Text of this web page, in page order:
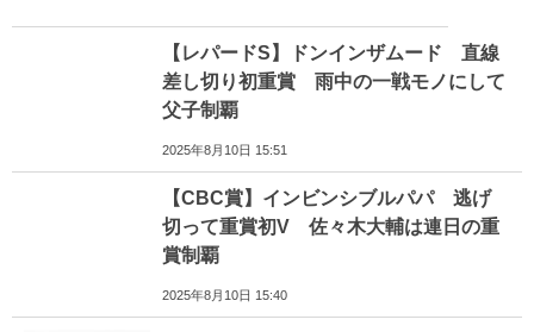
【レパードS】ドンインザムード 直線
差し切り初重賞 雨中の一戦モノにして
父子制覇
2025年8月10日 15:51
【CBC賞】インビンシブルパパ 逃げ
切って重賞初V 佐々木大輔は連日の重
賞制覇
2025年8月10日 15:40